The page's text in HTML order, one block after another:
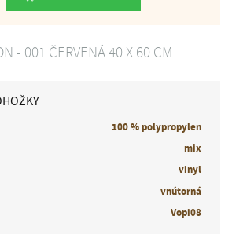
- 001 ČERVENÁ 40 X 60 CM
100 % polypropylen
mix
vinyl
vnútorná
Vopi08